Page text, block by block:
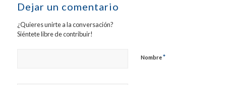
Dejar un comentario
¿Quieres unirte a la conversación?
Siéntete libre de contribuir!
Nombre*